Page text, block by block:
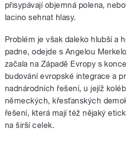
přisypávají objemná polena,
lacino sehnat hlasy.
Problém je však daleko hlubší a
padne, odejde s Angelou
začala na Západě Evropy s
budování evropské integrace a
nadnárodních řešení, u jejíž
německých, křesťanských
řešení, která mají též nějaký
na širší celek.